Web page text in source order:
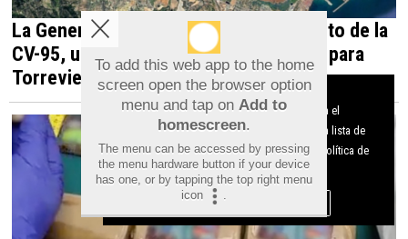
La Generalitat impulsa el desdoblamiento de la
CV-95, una infraestructura estratégica para
Torrevieja y la Vega Baja
To add this web app to the home
screen open the browser option
menu and tap on Add to
homescreen.
The menu can be accessed by pressing
the menu hardware button if your device
has one, or by tapping the top right menu
icon
.
Aviso sobre el Uso de cookies:
Utilizamos cookies nuestras y de terceros para el
funcionamiento del digital. Puedes consultar la lista de
cookies y como desconectarlas. Ver nuestra Política de
Privacidad y Cookies
Aceptar Cookies